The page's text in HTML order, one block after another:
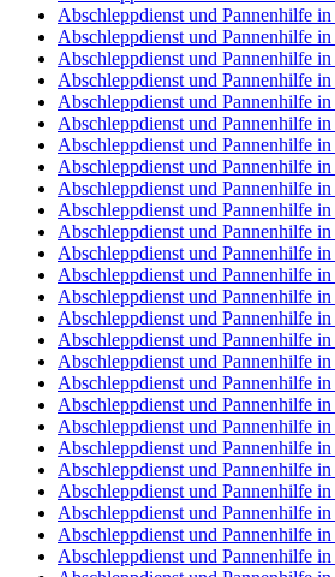
Abschleppdienst und Pannenhilfe in
Abschleppdienst und Pannenhilfe
Abschleppdienst und Pannenhilfe
Abschleppdienst und Pannenhilfe
Abschleppdienst und Pannenhilfe
Abschleppdienst und Pannenhilfe
Abschleppdienst und Pannenhilfe
Abschleppdienst und Pannenhilfe
Abschleppdienst und Pannenhilfe
Abschleppdienst und Pannenhilfe
Abschleppdienst und Pannenhilfe in
Abschleppdienst und Pannenhilfe
Abschleppdienst und Pannenhilfe
Abschleppdienst und Pannenhilfe
Abschleppdienst und Pannenhilfe
Abschleppdienst und Pannenhilfe
Abschleppdienst und Pannenhilfe in
Abschleppdienst und Pannenhilfe
Abschleppdienst und Pannenhilfe
Abschleppdienst und Pannenhilfe
Abschleppdienst und Pannenhilfe
Abschleppdienst und Pannenhilfe
Abschleppdienst und Pannenhilfe
Abschleppdienst und Pannenhilfe in
Abschleppdienst und Pannenhilfe
Abschleppdienst und Pannenhilfe